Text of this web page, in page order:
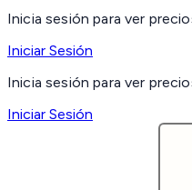
Inicia sesión para ver
Iniciar Sesión
Inicia sesión para ver
Iniciar Sesión